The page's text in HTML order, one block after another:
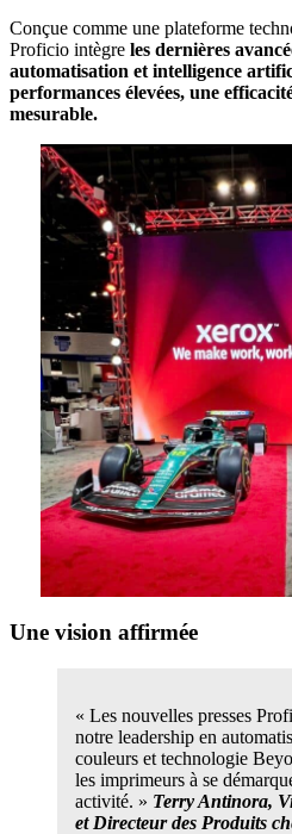
Conçue comme une plateforme
Proficio intègre les dernières
automatisation et intelligence
performances élevées, une
mesurable.
Une vision affirmée
« Les nouvelles presses
notre leadership en
couleurs et technologie
les imprimeurs à se
activité. » Terry Antinora,
et Directeur des Produits